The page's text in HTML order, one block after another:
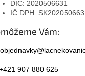
DIČ: 2020506631
IČ DPH:
Vám:
907 880 625